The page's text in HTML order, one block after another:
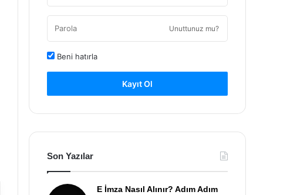
Unuttunuz mu?
Beni hatırla
Kayıt Ol
Son Yazılar
E İmza Nasıl Alınır? Adım Adım